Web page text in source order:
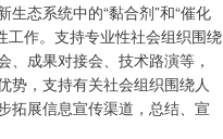
态系统中的“黏合剂”和“催化
工作。支持专业性社会组织围绕
成果对接会、技术路演等，
势，支持有关社会组织围绕人
拓展信息宣传渠道，总结、宣